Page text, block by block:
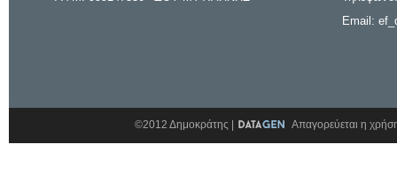
Email:
©2012 Δημοκράτης | Απαγορεύεται η